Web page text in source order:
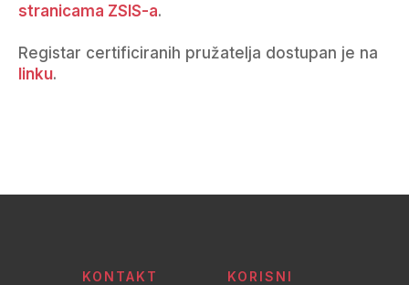
stranicama ZSIS-a.
Registar certificiranih pružatelja dostupan je na
linku.
KONTAKT
KORISNI